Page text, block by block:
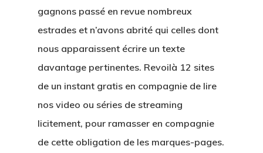
gagnons passé en revue nombreux
estrades et n’avons abrité qui celles dont
nous apparaissent écrire un texte
davantage pertinentes. Revoilà 12 sites
de un instant gratis en compagnie de lire
nos video ou séries de streaming
licitement, pour ramasser en compagnie
de cette obligation de les marques-pages.